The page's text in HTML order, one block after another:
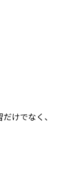
けでなく、